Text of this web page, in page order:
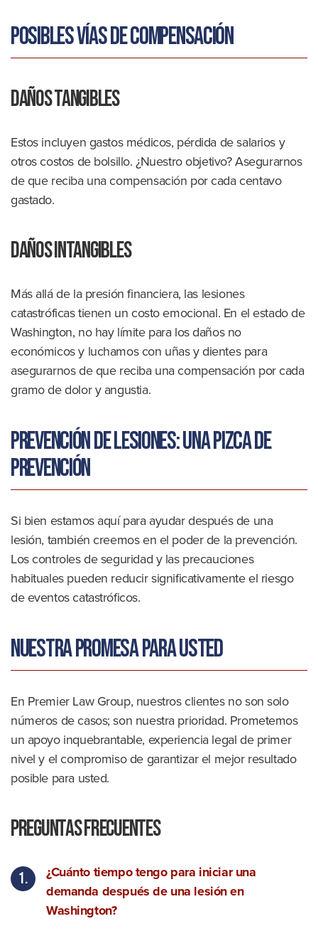
Posibles vías de compensación
Daños tangibles
Estos incluyen gastos médicos, pérdida de salarios y
otros costos de bolsillo. ¿Nuestro objetivo? Asegurarnos
de que reciba una compensación por cada centavo
gastado.
Daños intangibles
Más allá de la presión financiera, las lesiones
catastróficas tienen un costo emocional. En el estado de
Washington, no hay límite para los daños no
económicos y luchamos con uñas y dientes para
asegurarnos de que reciba una compensación por cada
gramo de dolor y angustia.
Prevención de lesiones: una pizca de
prevención
Si bien estamos aquí para ayudar después de una
lesión, también creemos en el poder de la prevención.
Los controles de seguridad y las precauciones
habituales pueden reducir significativamente el riesgo
de eventos catastróficos.
Nuestra promesa para usted
En Premier Law Group, nuestros clientes no son solo
números de casos; son nuestra prioridad. Prometemos
un apoyo inquebrantable, experiencia legal de primer
nivel y el compromiso de garantizar el mejor resultado
posible para usted.
Preguntas frecuentes
¿Cuánto tiempo tengo para iniciar una
demanda después de una lesión en
Washington?